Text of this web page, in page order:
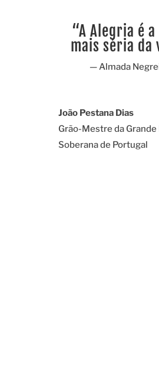
“A Alegria é
mais séria da
— Almada
João Pestana Dias
Grão-Mestre da Grande
Soberana de Portugal